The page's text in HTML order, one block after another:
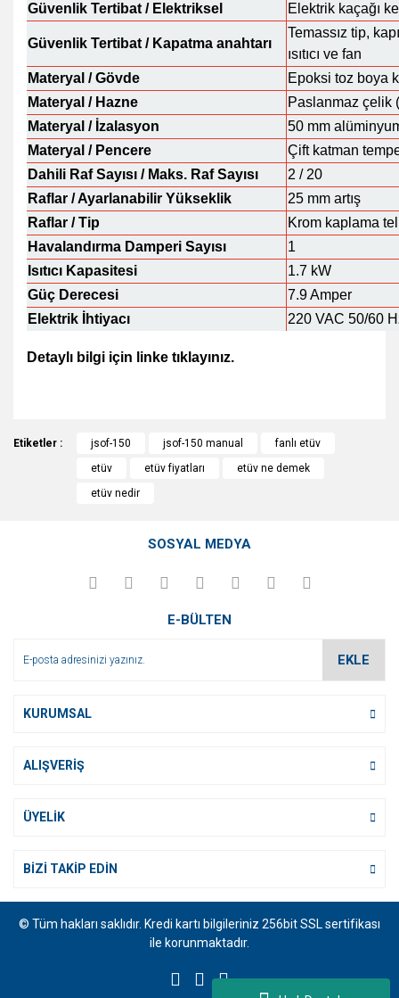
Güvenlik Tertibat / Elektriksel
Elektrik kaçağı
Güvenlik Tertibat / Kapatma anahtarı
Temassız tip,
ısıtıcı ve fan
Materyal / Gövde
Epoksi toz boya
Materyal / Hazne
Paslanmaz çelik
Materyal / İzalasyon
50 mm
Materyal / Pencere
Çift katman
Dahili Raf Sayısı / Maks. Raf Sayısı
2 / 20
Raflar / Ayarlanabilir Yükseklik
25 mm artış
Raflar / Tip
Krom kaplama
Havalandırma Damperi Sayısı
1
Isıtıcı Kapasitesi
1.7 kW
Güç Derecesi
7.9 Amper
Elektrik İhtiyacı
220 VAC 50/60
Detaylı bilgi için linke tıklayınız.
Bu ürüne ilk yorumu siz yapın!
konularda yetersiz gördüğünüz noktaları öneri formunu
kullanarak tarafımıza iletebilirsiniz.
Görüş ve önerileriniz için teşekkür ederiz.
Ürün açıklamasında eksik bilgiler bulunuyor.
Bu ürüne benzer farklı alternatifler olmalı.
Etiketler : jsof-150 jsof-150 manual
fanlı etüv
etüv
etüv fiyatları
etüv ne demek
etüv nedir
SOSYAL MEDYA
E-BÜLTEN
EKLE
KURUMSAL
ALIŞVERİŞ
ÜYELİK
BİZİ TAKİP EDİN
© Tüm hakları saklıdır. Kredi kartı bilgileriniz 256bit SSL sertifikası
ile korunmaktadır.